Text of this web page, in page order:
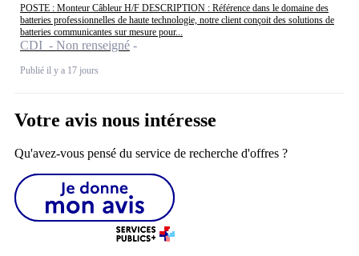
POSTE : Monteur Câbleur H/F DESCRIPTION : Référence dans le domaine des
batteries professionnelles de haute technologie, notre client conçoit des solutions de
batteries communicantes sur mesure pour...
CDI - Non renseigné
Publié il y a 17 jours
Votre avis nous intéresse
Qu'avez-vous pensé du service de recherche d'offres ?